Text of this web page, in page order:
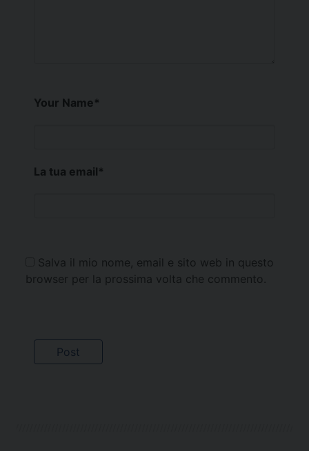
Your Name*
La tua email*
Salva il mio nome, email e sito web in questo
browser per la prossima volta che commento.